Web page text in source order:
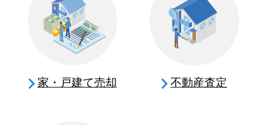
家・戸建て売却 不動産査定